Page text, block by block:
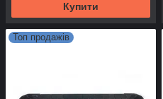
Купити
Топ продажів